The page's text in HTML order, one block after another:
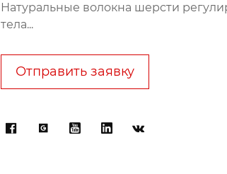
Натуральные волокна шерсти
тела...
Отправить заявку
    